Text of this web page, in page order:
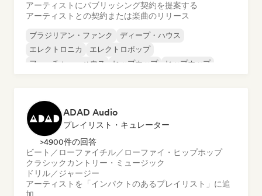
アーティストにパブリッシング契約を提案する
アーティストとの契約または楽曲のリリース
ブラジリアン・ファンク
ディープ・ハウス
エレクトロニカ
エレクトロポップ
フューチャー・ハウス
ヒップホップ
ヒップホップ
ADAD Audio
プレイリスト・キュレーター
>4900件の回答
ビート／ローファイチル／ローファイ・ヒップホップ
クラシック カントリー・ミュージック
ドリル／ジャージー
アーティストを「インパクトのあるプレイリスト」に追